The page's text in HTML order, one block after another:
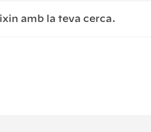
amb la teva cerca.